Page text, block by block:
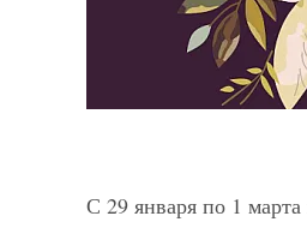
С 29 января по 1